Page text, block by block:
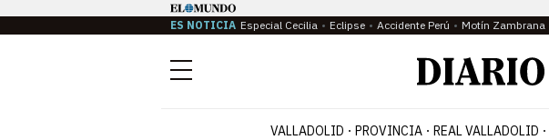
ES NOTICIA Especial Cecilia Eclipse Accidente Perú Motín Zambrana
Menú
VALLADOLID PROVINCIA REAL VALLADOLID